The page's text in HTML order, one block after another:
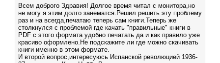
Всем доброго Здравия! Долгое время читал с монитора,но
не могу я этим долго занематся.Решил решить эту проблему
раз и на всегда,печатаю теперь сам книги.Теперь же
столкнулся с проблемой где качать "правильные" книги в
PDF с этого формата удобно печатать да и как правило уже
красиво оформлено.Не подскажите ли где можно скачивать
книги именно в этом формате.
И второй вопрос,интересуюсь Испанской революцией 1936-